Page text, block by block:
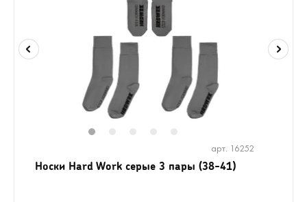
арт. 16252
Носки Hard Work серые 3 пары (38-41)